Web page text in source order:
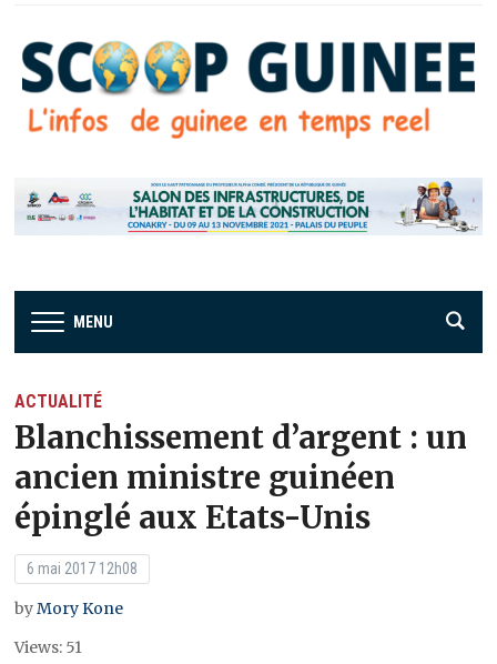
MENU
ACTUALITÉ
Blanchissement d’argent : un
ancien ministre guinéen
épinglé aux Etats-Unis
6 mai 2017 12h08
byMory Kone
Views: 51